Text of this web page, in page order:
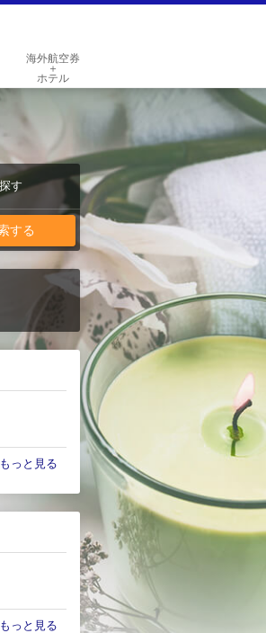
海外航空券
＋
ホテル
す
する
もっと見る
もっと見る